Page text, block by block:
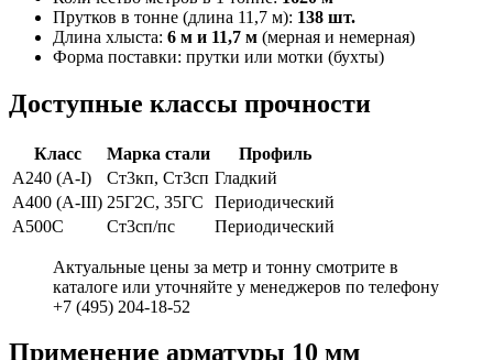
Прутков в тонне (длина 11,7 м): 138 шт.
Длина хлыста: 6 м и 11,7 м (мерная и немерная)
Форма поставки: прутки или мотки (бухты)
Доступные классы прочности
Класс Марка стали
Профиль
А240 (А-I)
Ст3кп, Ст3сп Гладкий
А400 (А-III) 25Г2С, 35ГС
Периодический
А500С
Ст3сп/пс Периодический
Актуальные цены за метр и тонну смотрите в
каталоге или уточняйте у менеджеров по телефону
+7 (495) 204-18-52
Применение арматуры 10 мм